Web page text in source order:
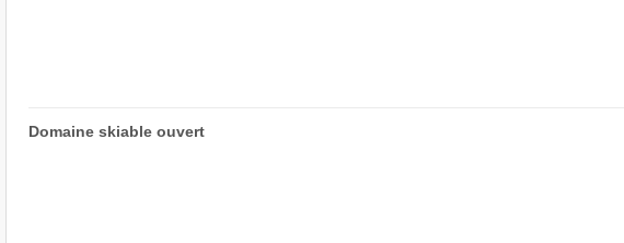
Domaine skiable ouvert